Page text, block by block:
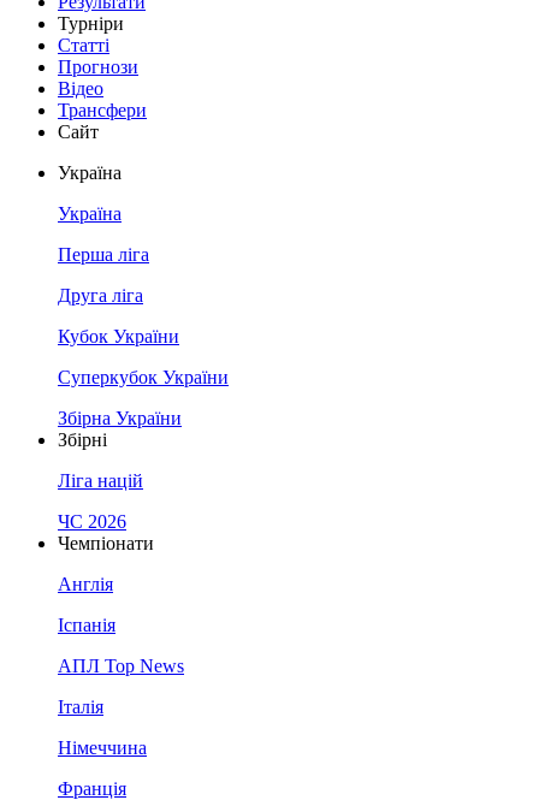
Турніри
Статті
Прогнози
Відео
Трансфери
Сайт
Україна
Україна
Перша ліга
Друга ліга
Кубок України
Суперкубок України
Збірна України
Збірні
Ліга націй
ЧС 2026
Чемпіонати
Англія
Іспанія
АПЛ Top News
Італія
Німеччина
Франція